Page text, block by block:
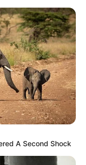
A Second Shock